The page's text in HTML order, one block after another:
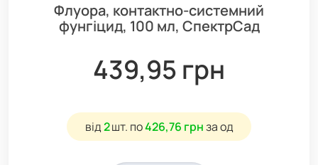
Флуора, контактно-системний
фунгіцид, 100 мл, СпектрСад
439,95 грн
від2шт. по426,76 грнза од